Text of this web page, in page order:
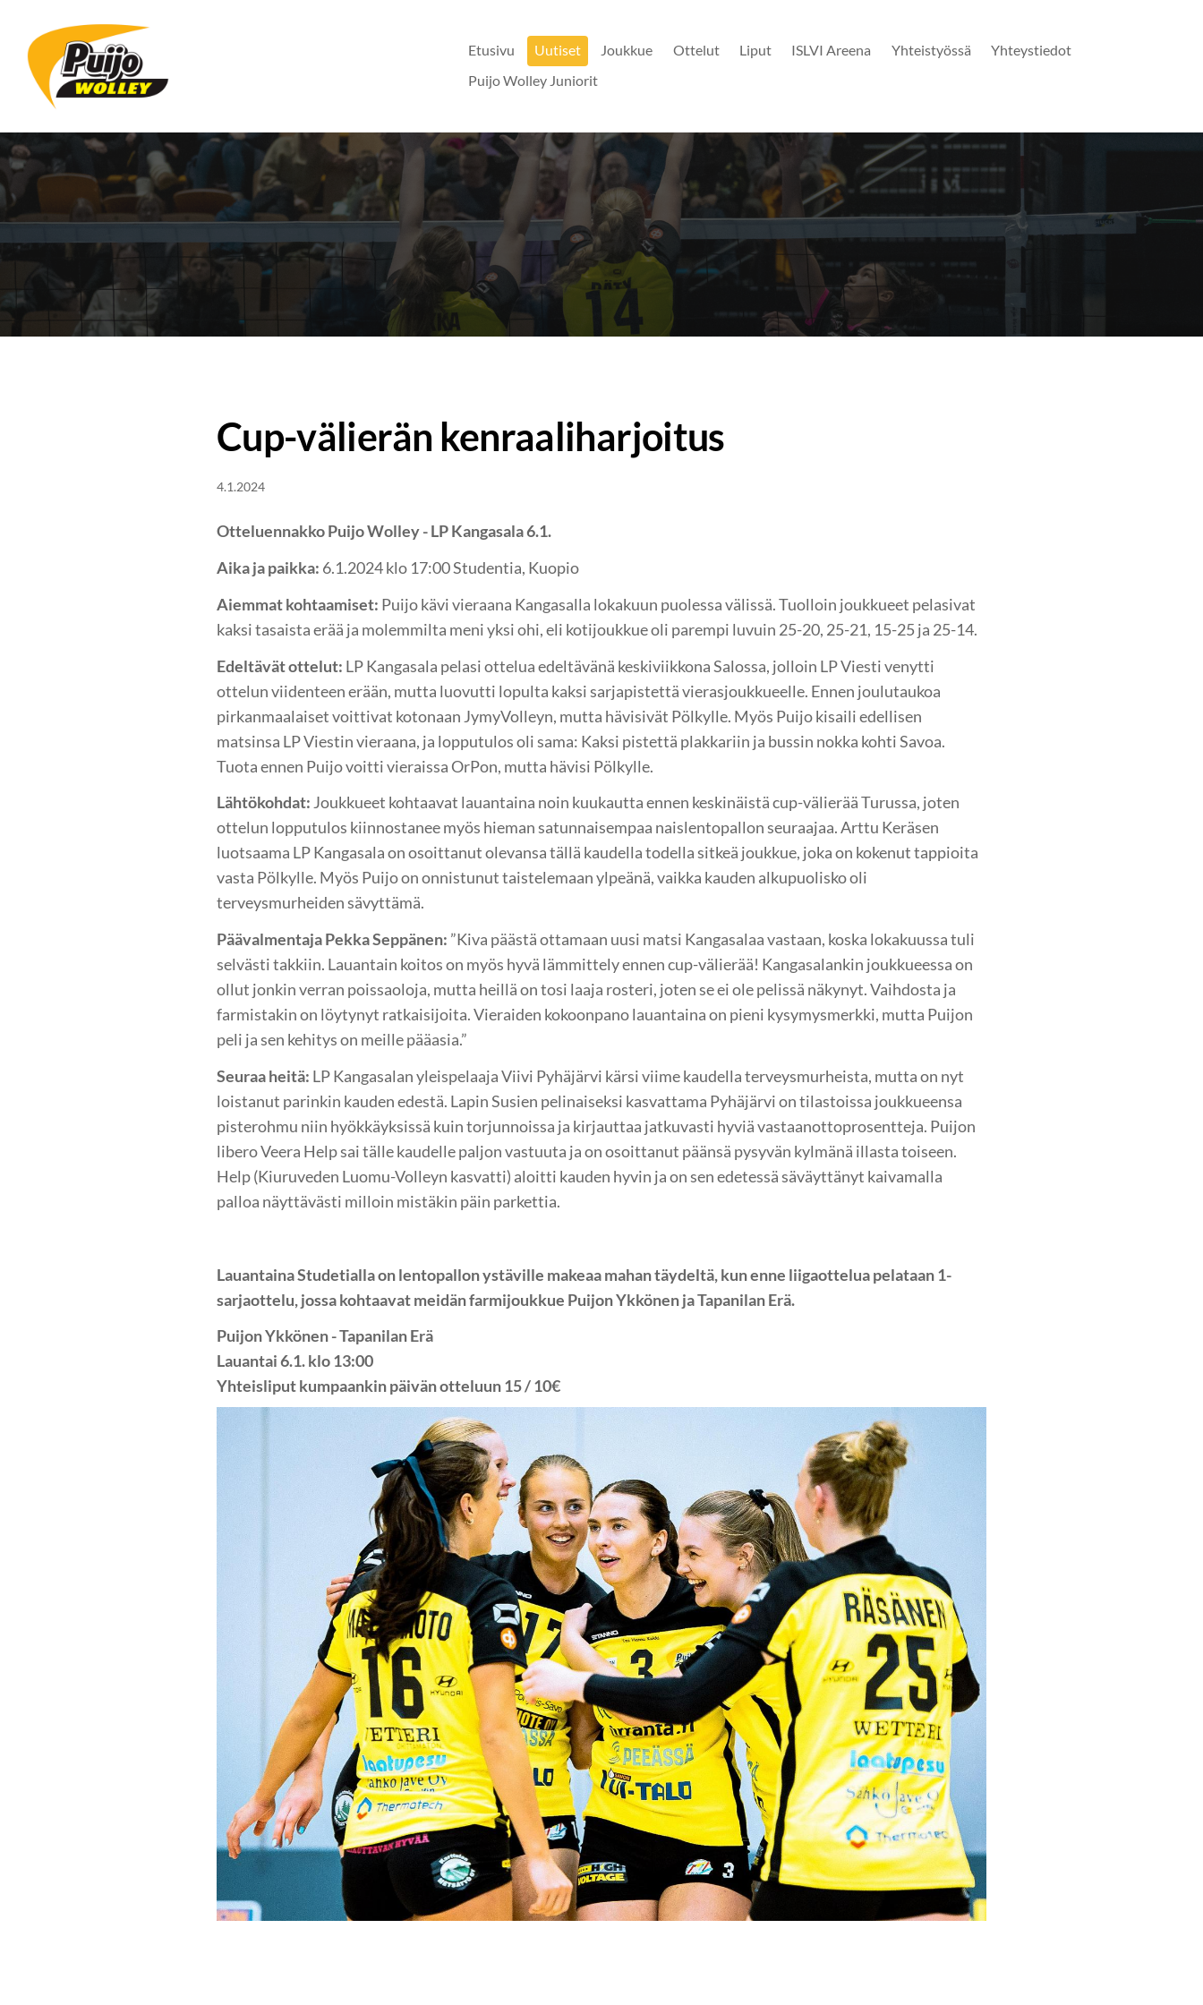
sivun
sisältöön
Sivuston etusivulle
Etusivu Uutiset Joukkue Ottelut Liput ISLVI Areena Yhteistyössä
Yhteystiedot
Puijo Wolley Juniorit
Cup-välierän kenraaliharjoitus
4.1.2024
Otteluennakko Puijo Wolley - LP Kangasala 6.1.
Aika ja paikka: 6.1.2024 klo 17:00 Studentia, Kuopio
Aiemmat kohtaamiset: Puijo kävi vieraana Kangasalla lokakuun puolessa välissä. Tuolloin joukkueet pelasivat
kaksi tasaista erää ja molemmilta meni yksi ohi, eli kotijoukkue oli parempi luvuin 25-20, 25-21, 15-25 ja 25-14.
Edeltävät ottelut: LP Kangasala pelasi ottelua edeltävänä keskiviikkona Salossa, jolloin LP Viesti venytti
ottelun viidenteen erään, mutta luovutti lopulta kaksi sarjapistettä vierasjoukkueelle. Ennen joulutaukoa
pirkanmaalaiset voittivat kotonaan JymyVolleyn, mutta hävisivät Pölkylle. Myös Puijo kisaili edellisen
matsinsa LP Viestin vieraana, ja lopputulos oli sama: Kaksi pistettä plakkariin ja bussin nokka kohti Savoa.
Tuota ennen Puijo voitti vieraissa OrPon, mutta hävisi Pölkylle.
Lähtökohdat:Joukkueet kohtaavat lauantaina noin kuukautta ennen keskinäistä cup-välierää Turussa, joten
ottelun lopputulos kiinnostanee myös hieman satunnaisempaa naislentopallon seuraajaa. Arttu Keräsen
luotsaama LP Kangasala on osoittanut olevansa tällä kaudella todella sitkeä joukkue, joka on kokenut tappioita
vasta Pölkylle. Myös Puijo on onnistunut taistelemaan ylpeänä, vaikka kauden alkupuolisko oli
terveysmurheiden sävyttämä.
Päävalmentaja Pekka Seppänen: ”Kiva päästä ottamaan uusi matsi Kangasalaa vastaan, koska lokakuussa tuli
selvästi takkiin. Lauantain koitos on myös hyvä lämmittely ennen cup-välierää! Kangasalankin joukkueessa on
ollut jonkin verran poissaoloja, mutta heillä on tosi laaja rosteri, joten se ei ole pelissä näkynyt. Vaihdosta ja
farmistakin on löytynyt ratkaisijoita. Vieraiden kokoonpano lauantaina on pieni kysymysmerkki, mutta Puijon
peli ja sen kehitys on meille pääasia.”
Seuraa heitä: LP Kangasalan yleispelaaja Viivi Pyhäjärvi kärsi viime kaudella terveysmurheista, mutta on nyt
loistanut parinkin kauden edestä. Lapin Susien pelinaiseksi kasvattama Pyhäjärvi on tilastoissa joukkueensa
pisterohmu niin hyökkäyksissä kuin torjunnoissa ja kirjauttaa jatkuvasti hyviä vastaanottoprosentteja. Puijon
libero Veera Help sai tälle kaudelle paljon vastuuta ja on osoittanut päänsä pysyvän kylmänä illasta toiseen.
Help (Kiuruveden Luomu-Volleyn kasvatti) aloitti kauden hyvin ja on sen edetessä säväyttänyt kaivamalla
palloa näyttävästi milloin mistäkin päin parkettia.
Lauantaina Studetialla on lentopallon ystäville makeaa mahan täydeltä, kun enne liigaottelua pelataan 1-
sarjaottelu, jossa kohtaavat meidän farmijoukkue Puijon Ykkönen ja Tapanilan Erä.
Puijon Ykkönen - Tapanilan Erä
Lauantai 6.1. klo 13:00
Yhteisliput kumpaankin päivän otteluun 15 / 10€